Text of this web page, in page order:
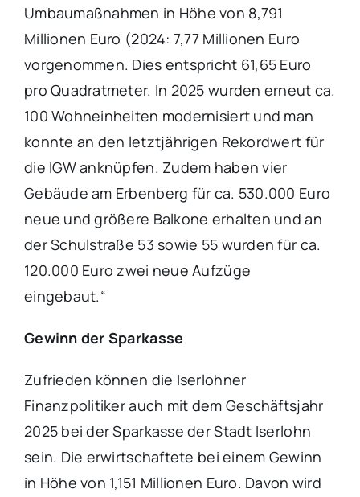
Umbaumaßnahmen in Höhe von 8,791
Millionen Euro (2024: 7,77 Millionen Euro
vorgenommen. Dies entspricht 61,65 Euro
pro Quadratmeter. In 2025 wurden erneut ca.
100 Wohneinheiten modernisiert und man
konnte an den letztjährigen Rekordwert für
die IGW anknüpfen. Zudem haben vier
Gebäude am Erbenberg für ca. 530.000 Euro
neue und größere Balkone erhalten und an
der Schulstraße 53 sowie 55 wurden für ca.
120.000 Euro zwei neue Aufzüge
eingebaut.“
Gewinn der Sparkasse
Zufrieden können die Iserlohner
Finanzpolitiker auch mit dem Geschäftsjahr
2025 bei der Sparkasse der Stadt Iserlohn
sein. Die erwirtschaftete bei einem Gewinn
in Höhe von 1,151 Millionen Euro. Davon wird